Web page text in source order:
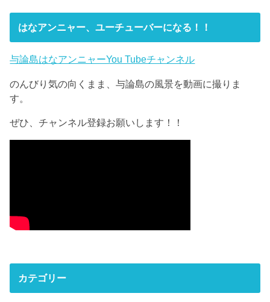
はなアンニャー、ユーチューバーになる！！
与論島はなアンニャーYou Tubeチャンネル
のんびり気の向くまま、与論島の風景を動画に撮りま
す。
ぜひ、チャンネル登録お願いします！！
カテゴリー